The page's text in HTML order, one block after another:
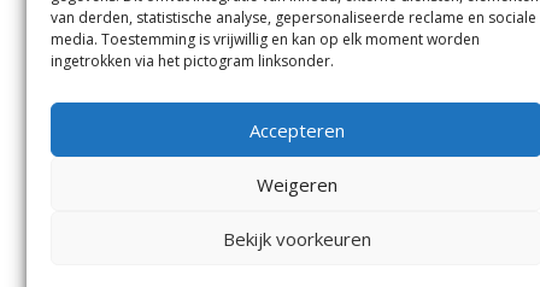
van derden, statistische analyse, gepersonaliseerde reclame en sociale
media. Toestemming is vrijwillig en kan op elk moment worden
ingetrokken via het pictogram linksonder.
Accepteren
Weigeren
Bekijk voorkeuren
Contact
Andere uitgaven
Voorwaarden
© Kennemerland Pers B.V.